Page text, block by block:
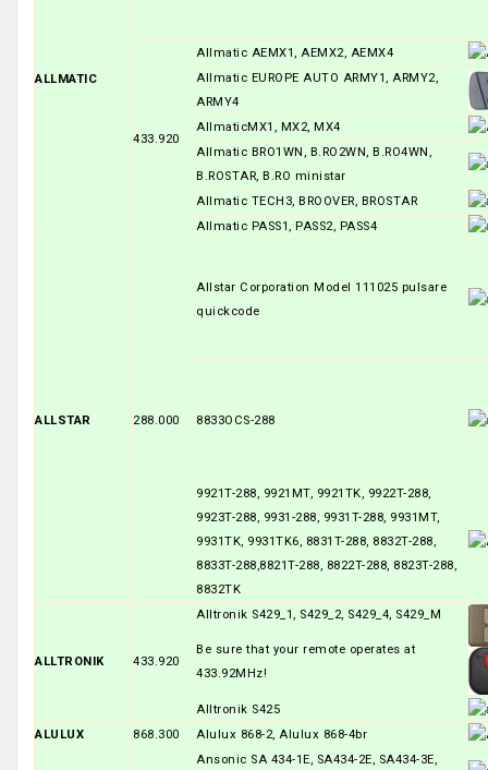
ALLMATIC
433.920
Allmatic AEMX1, AEMX2, AEMX4
Allmatic EUROPE AUTO ARMY1, ARMY2,
ARMY4
AllmaticMX1, MX2, MX4
Allmatic BRO1WN, B.RO2WN, B.RO4WN,
B.ROSTAR, B.RO ministar
Allmatic TECH3, BROOVER, BROSTAR
Allmatic PASS1, PASS2, PASS4
ALLSTAR 288.000
Allstar Corporation Model 111025 pulsare
quickcode
8833OCS-288
9921T-288, 9921MT, 9921TK, 9922T-288,
9923T-288, 9931-288, 9931T-288, 9931MT,
9931TK, 9931TK6, 8831T-288, 8832T-288,
8833T-288,8821T-288, 8822T-288, 8823T-288,
8832TK
ALLTRONIK 433.920
Alltronik S429_1, S429_2, S429_4, S429_M
Be sure that your remote operates at
433.92MHz!
Alltronik S425
ALULUX
868.300
Alulux 868-2, Alulux 868-4br
Ansonic SA 434-1E, SA434-2E, SA434-3E,